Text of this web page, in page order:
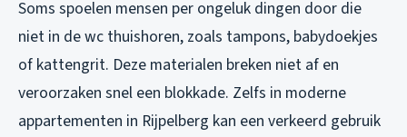
Soms spoelen mensen per ongeluk dingen door die
niet in de wc thuishoren, zoals tampons, babydoekjes
of kattengrit. Deze materialen breken niet af en
veroorzaken snel een blokkade. Zelfs in moderne
appartementen in Rijpelberg kan een verkeerd gebruik